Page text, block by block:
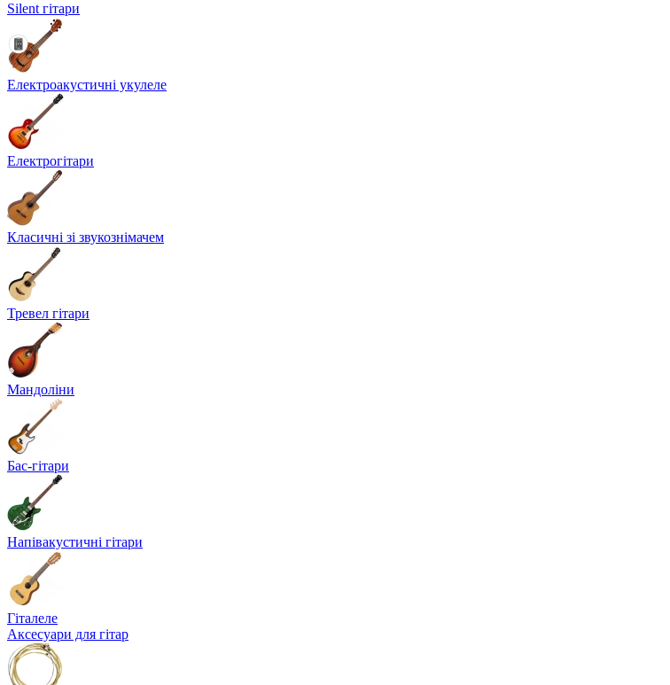
Silent гітари
Електроакустичні укулеле
Електрогітари
Класичні зі звукознімачем
Тревел гітари
Мандоліни
Бас-гітари
Напівакустичні гітари
Гіталеле
Аксесуари для гітар